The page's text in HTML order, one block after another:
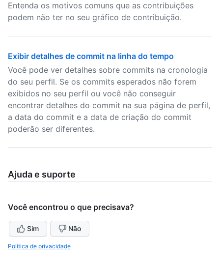
Entenda os motivos comuns que as contribuições
podem não ter no seu gráfico de contribuição.
Exibir detalhes de commit na linha do tempo
Você pode ver detalhes sobre commits na cronologia
do seu perfil. Se os commits esperados não forem
exibidos no seu perfil ou você não conseguir
encontrar detalhes do commit na sua página de perfil,
a data do commit e a data de criação do commit
poderão ser diferentes.
Ajuda e suporte
Você encontrou o que precisava?
Sim Não
Política de privacidade